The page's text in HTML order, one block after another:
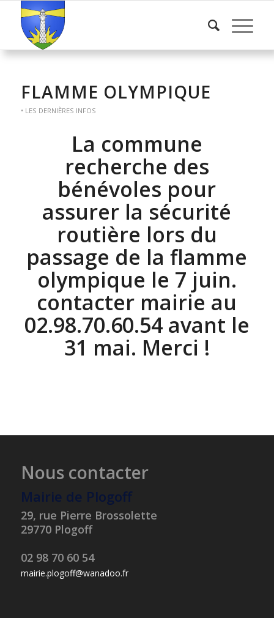
FLAMME OLYMPIQUE
• LES DERNIÈRES INFOS
La commune
recherche des
bénévoles pour
assurer la sécurité
routière lors du
passage de la flamme
olympique le 7 juin.
contacter mairie au
02.98.70.60.54 avant le
31 mai. Merci !
Nous contacter
Mairie de Plogoff
29, rue Pierre Brossolette
29770 Plogoff
02 98 70 60 54
mairie.plogoff@wanadoo.fr